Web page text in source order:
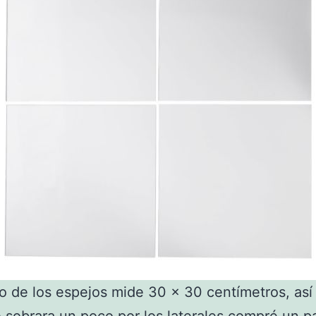
de los espejos mide 30 x 30 centímetros, así